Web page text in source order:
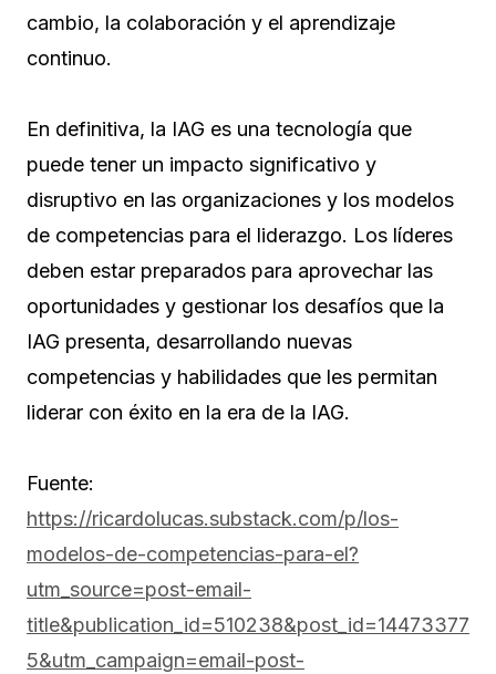
cambio, la colaboración y el aprendizaje
continuo.
En definitiva, la IAG es una tecnología que
puede tener un impacto significativo y
disruptivo en las organizaciones y los modelos
de competencias para el liderazgo. Los líderes
deben estar preparados para aprovechar las
oportunidades y gestionar los desafíos que la
IAG presenta, desarrollando nuevas
competencias y habilidades que les permitan
liderar con éxito en la era de la IAG.
Fuente:
https://ricardolucas.substack.com/p/los-
modelos-de-competencias-para-el?
utm_source=post-email-
title&publication_id=510238&post_id=14473377
5&utm_campaign=email-post-